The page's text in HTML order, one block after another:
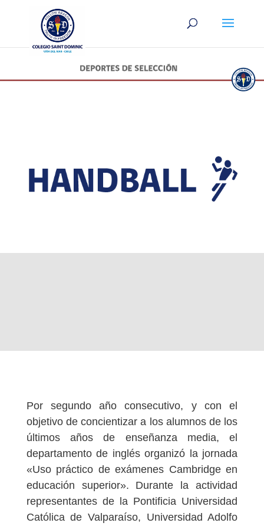
Por segundo año consecutivo, y con el
objetivo de concientizar a los alumnos de los
últimos años de enseñanza media, el
departamento de inglés organizó la jornada
«Uso práctico de exámenes Cambridge en
educación superior». Durante la actividad
representantes de la Pontificia Universidad
Católica de Valparaíso, Universidad Adolfo